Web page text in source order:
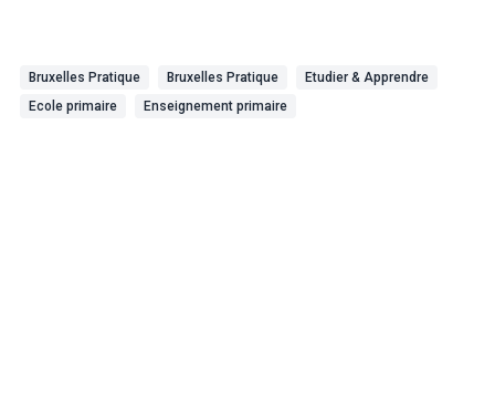
Bruxelles Pratique Bruxelles Pratique
Etudier & Apprendre
Ecole primaire
Enseignement primaire